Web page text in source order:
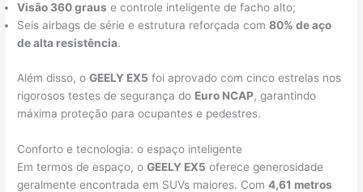
Visão 360 graus e controle inteligente de facho alto;
Seis airbags de série e estrutura reforçada com80% de aço
de alta resistência.
Além disso, oGEELY EX5 foi aprovado com cinco estrelas nos
rigorosos testes de segurança do Euro NCAP, garantindo
máxima proteção para ocupantes e pedestres.
Conforto e tecnologia: o espaço inteligente
Em termos de espaço, oGEELY EX5 oferece generosidade
geralmente encontrada em SUVs maiores. Com4,61 metros